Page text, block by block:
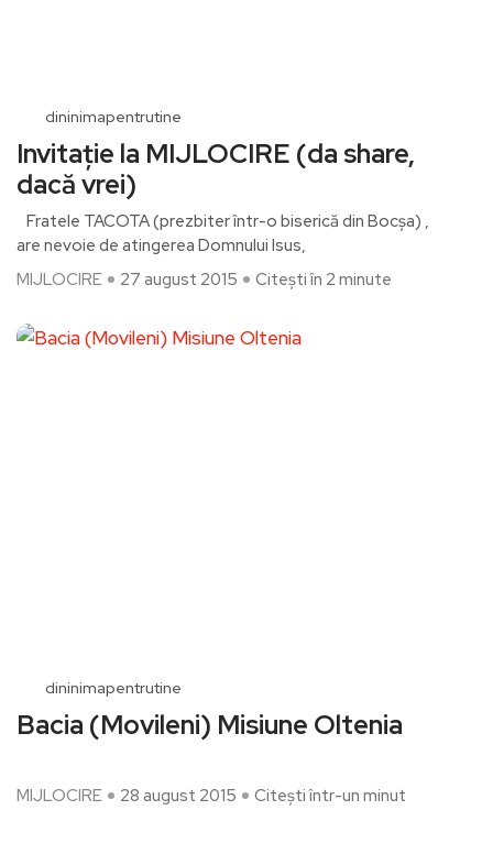
dininimapentrutine
Invitație la MIJLOCIRE (da share,
dacă vrei)
Fratele TACOTA (prezbiter într-o biserică din Bocșa) ,
are nevoie de atingerea Domnului Isus,
MIJLOCIRE
27 august 2015 Citești în 2 minute
dininimapentrutine
Bacia (Movileni) Misiune Oltenia
MIJLOCIRE 28 august 2015 Citești într-un minut